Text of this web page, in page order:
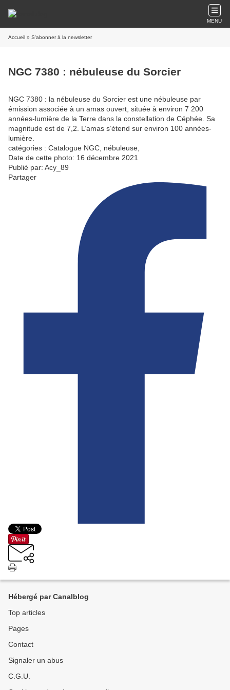
MENU
Accueil » S'abonner à la newsletter
NGC 7380 : nébuleuse du Sorcier
NGC 7380 : la nébuleuse du Sorcier est une nébuleuse par
émission associée à un amas ouvert, située à environ 7 200
années-lumière de la Terre dans la constellation de Céphée. Sa
magnitude est de 7,2. L’amas s’étend sur environ 100 années-
lumière.
catégories : Catalogue NGC, nébuleuse,
Date de cette photo: 16 décembre 2021
Publié par: Acy_89
Partager
Hébergé par Canalblog
Top articles
Pages
Contact
Signaler un abus
C.G.U.